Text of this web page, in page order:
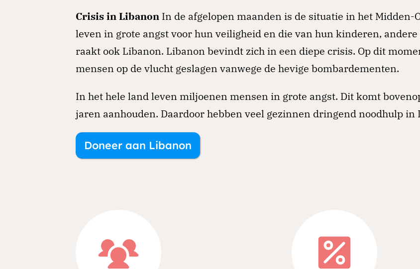
Crisis in Libanon In de afgelopen maanden is de situatie in het Midden-
leven in grote angst voor hun veiligheid en die van hun kinderen,
raakt ook Libanon. Libanon bevindt zich in een diepe crisis. Op dit
mensen op de vlucht geslagen vanwege de hevige bombardementen.
In het hele land leven miljoenen mensen in grote angst. Dit komt
jaren aanhouden. Daardoor hebben veel gezinnen dringend noodhulp in
Doneer aan Libanon